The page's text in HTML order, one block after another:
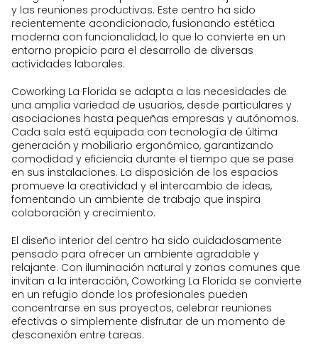
y las reuniones productivas. Este centro ha sido
recientemente acondicionado, fusionando estética
moderna con funcionalidad, lo que lo convierte en un
entorno propicio para el desarrollo de diversas
actividades laborales.
Coworking La Florida se adapta a las necesidades de
una amplia variedad de usuarios, desde particulares y
asociaciones hasta pequeñas empresas y autónomos.
Cada sala está equipada con tecnología de última
generación y mobiliario ergonómico, garantizando
comodidad y eficiencia durante el tiempo que se pase
en sus instalaciones. La disposición de los espacios
promueve la creatividad y el intercambio de ideas,
fomentando un ambiente de trabajo que inspira
colaboración y crecimiento.
El diseño interior del centro ha sido cuidadosamente
pensado para ofrecer un ambiente agradable y
relajante. Con iluminación natural y zonas comunes que
invitan a la interacción, Coworking La Florida se convierte
en un refugio donde los profesionales pueden
concentrarse en sus proyectos, celebrar reuniones
efectivas o simplemente disfrutar de un momento de
desconexión entre tareas.